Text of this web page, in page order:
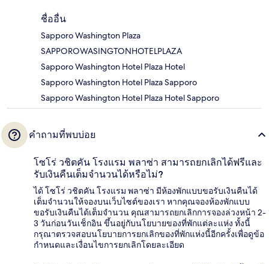
ชื่ออื่น
Sapporo Washington Plaza
SAPPOROWASINGTONHOTELPLAZA
Sapporo Washington Hotel Plaza Hotel
Sapporo Washington Hotel Plaza Sapporo
Sapporo Washington Hotel Plaza Hotel Sapporo
คำถามที่พบบ่อย
โซโร่ วชิตคัน โรงแรม พลาซ่า สามารถยกเลิกได้ฟรีและ
รับเงินคืนเต็มจำนวนได้หรือไม่?
ได้ โซโร่ วชิตคัน โรงแรม พลาซ่า มีห้องพักแบบขอรับเงินคืนได้
เต็มจำนวนให้จองบนเว็บไซต์ของเรา หากคุณจองห้องพักแบบ
ขอรับเงินคืนได้เต็มจำนวน คุณสามารถยกเลิกการจองล่วงหน้า 2-
3 วันก่อนวันเช็กอิน ขึ้นอยู่กับนโยบายของที่พักแต่ละแห่ง ทั้งนี้
กรุณาตรวจสอบนโยบายการยกเลิกของที่พักแห่งนี้อีกครั้งเพื่อดูข้อ
กำหนดและเงื่อนไขการยกเลิกโดยละเอียด